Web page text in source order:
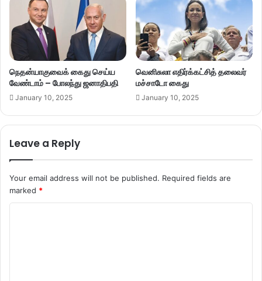
நெதன்யாகுவைக் கைது செய்ய
வேண்டாம் – போலந்து ஜனாதிபதி
January 10, 2025
வெனிசுலா எதிர்க்கட்சித் தலைவர்
மச்சாடோ கைது
January 10, 2025
Leave a Reply
Your email address will not be published. Required fields are
marked *